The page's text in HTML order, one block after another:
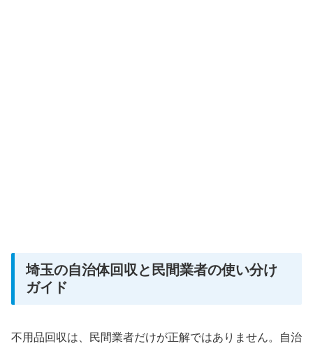
埼玉の自治体回収と民間業者の使い分け
ガイド
不用品回収は、民間業者だけが正解ではありません。自治